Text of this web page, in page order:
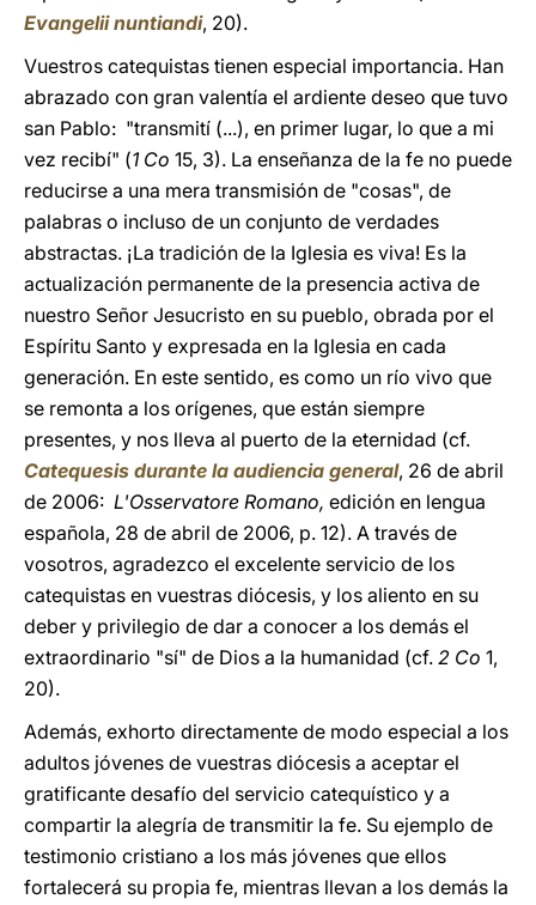
Evangelii nuntiandi, 20).
Vuestros catequistas tienen especial importancia. Han
abrazado con gran valentía el ardiente deseo que tuvo
san Pablo: "transmití (...), en primer lugar, lo que a mi
vez recibí" (1 Co 15, 3). La enseñanza de la fe no puede
reducirse a una mera transmisión de "cosas", de
palabras o incluso de un conjunto de verdades
abstractas. ¡La tradición de la Iglesia es viva! Es la
actualización permanente de la presencia activa de
nuestro Señor Jesucristo en su pueblo, obrada por el
Espíritu Santo y expresada en la Iglesia en cada
generación. En este sentido, es como un río vivo que
se remonta a los orígenes, que están siempre
presentes, y nos lleva al puerto de la eternidad (cf.
Catequesis durante la audiencia general, 26 de abril
de 2006: L'Osservatore Romano, edición en lengua
española, 28 de abril de 2006, p. 12). A través de
vosotros, agradezco el excelente servicio de los
catequistas en vuestras diócesis, y los aliento en su
deber y privilegio de dar a conocer a los demás el
extraordinario "sí" de Dios a la humanidad (cf. 2 Co 1,
20).
Además, exhorto directamente de modo especial a los
adultos jóvenes de vuestras diócesis a aceptar el
gratificante desafío del servicio catequístico y a
compartir la alegría de transmitir la fe. Su ejemplo de
testimonio cristiano a los más jóvenes que ellos
fortalecerá su propia fe, mientras llevan a los demás la